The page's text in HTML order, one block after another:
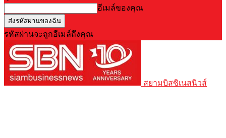
อีเมล์ของคุณ
รหัสผ่านจะถูกอีเมล์ถึงคุณ
สยามบิสซิเนสนิวส์